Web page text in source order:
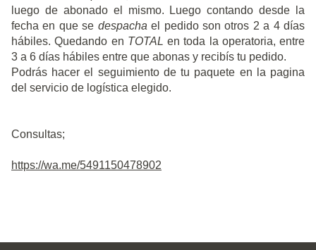
luego de abonado el mismo. Luego contando desde la
fecha en que se despacha el pedido son otros 2 a 4 días
hábiles. Quedando en TOTAL en toda la operatoria, entre
3 a 6 días hábiles entre que abonas y recibís tu pedido.
Podrás hacer el seguimiento de tu paquete en la pagina
del servicio de logística elegido.
Consultas;
https://wa.me/5491150478902